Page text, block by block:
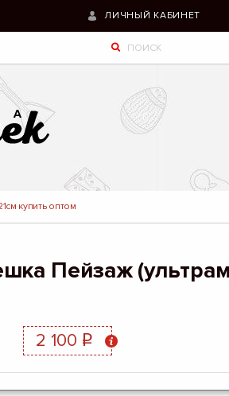
ЛИЧНЫЙ КАБИНЕТ
купить оптом
Пейзаж
2 100 q